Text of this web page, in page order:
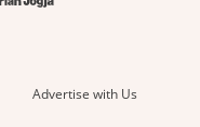
Advertise with Us